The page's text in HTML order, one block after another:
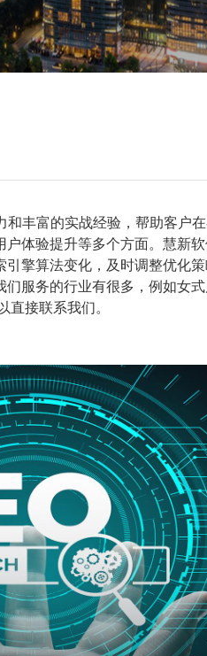
丰富的实战经验，帮助客户
体验提升等多个方面。慧新
擎算法变化，及时调整优化
服务的行业有很多，例如女
接联系我们。